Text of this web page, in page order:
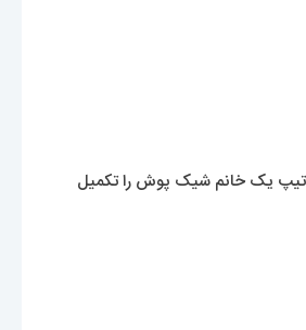
تیپ یک خانم شیک پوش را تکمیل